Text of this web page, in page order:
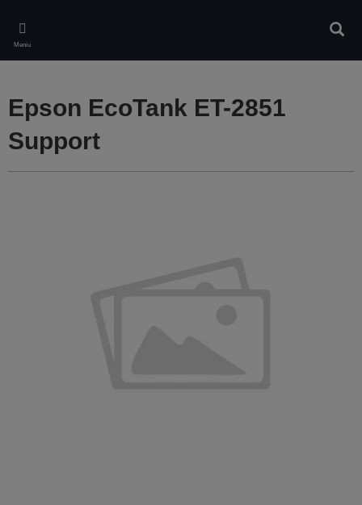
main
content
Meniu
Epson EcoTank ET-2851
Support